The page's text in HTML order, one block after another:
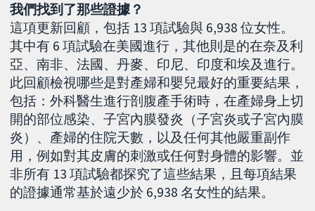
我們找到了那些證據？
這項更新回顧，包括 13 項試驗與 6,938 位女性。
其中有 6 項試驗在美國進行，其他則是的在奈及利
亞、南非、法國、丹麥、印尼、印度和埃及進行。
此回顧檢視哪些是對產婦和嬰兒最好的重要結果，
包括：外科醫生進行剖腹產手術時，在產婦身上切
開的部位感染、子宮內膜發炎（子宮炎或子宮內膜
炎）、產婦的住院天數，以及任何其他嚴重副作
用，例如對其皮膚的刺激或任何對身體的影響。並
非所有 13 項試驗都探究了這些結果，且每項結果
的證據通常基於遠少於 6,938 名女性的結果。